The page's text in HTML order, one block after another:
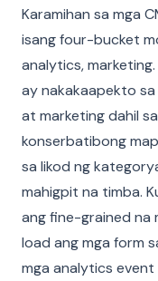
Karamihan sa mga
isang four-bucket
analytics,
ay nakakaapekto
at marketing dahil
konserbatibong
sa likod ng
mahigpit na timba.
ang fine-grained na
load ang mga form
mga analytics